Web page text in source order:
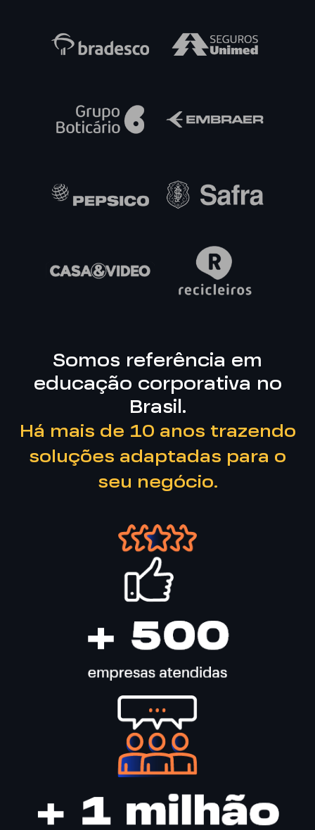
Somos referência em
educação corporativa no
Brasil.
Há mais de 10 anos trazendo
soluções adaptadas para o
seu negócio.